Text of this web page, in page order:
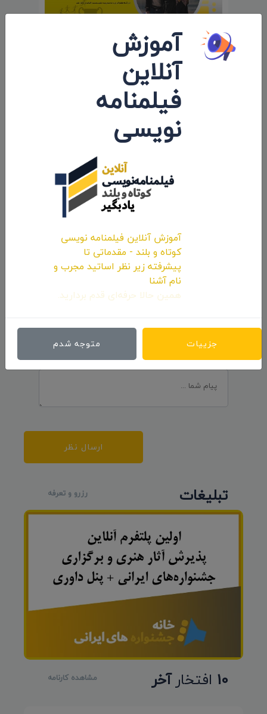
شروع پخش و ارسال بین‌المللی فیلم
داستانی «تبلت» به کارگردانی «ملیحه
اولین کامنت و یا نظر را شما ثبت کنید.
ارسال نظرات
ارسال نظر
تبلیغات رزرو و تعرفه
10 افتخارآخر مشاهده کارنامه
آموزش
آنلاین
فیلمنامه
نویسی
آموزش آنلاین فیلمنامه نویسی
کوتاه و بلند - مقدماتی تا
پیشرفته زیر نظر اساتید مجرب و
نام آشنا
همین حالا حرفه‌ای قدم بردارید.
جزییات متوجه شدم